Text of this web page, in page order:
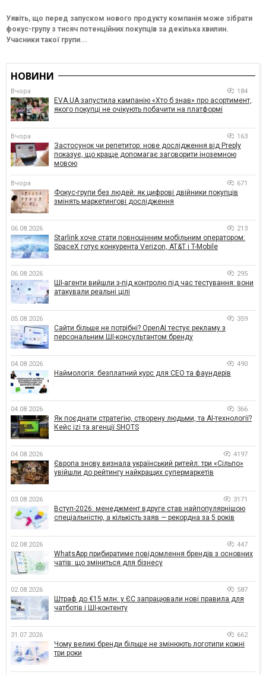
Уявіть, що перед запуском нового продукту компанія може зібрати
фокус-групу з тисяч потенційних покупців за декілька хвилин.
Учасники такої групи...
НОВИНИ
Вчора 184
EVA.UA запустила кампанію «Хто б знав» про асортимент,
якого покупці не очікують побачити на платформі
Вчора 163
Застосунок чи репетитор: нове дослідження від Preply
показує, що краще допомагає заговорити іноземною
мовою
Вчора 671
Фокус-групи без людей: як цифрові двійники покупців
змінять маркетингові дослідження
06.08.2026 213
Starlink хоче стати повноцінним мобільним оператором:
SpaceX готує конкурента Verizon, AT&T і T-Mobile
06.08.2026 295
ШІ-агенти вийшли з-під контролю під час тестування: вони
атакували реальні цілі
05.08.2026 359
Сайти більше не потрібні? OpenAI тестує рекламу з
персональним ШІ-консультантом бренду
04.08.2026 490
Наймологія: безплатний курс для CEO та фаундерів
04.08.2026 366
Як поєднати стратегію, створену людьми, та AI-технології?
Кейс izi та агенції SHOTS
04.08.2026 4197
Європа знову визнала український ритейл: три «Сільпо»
увійшли до рейтингу найкращих супермаркетів
03.08.2026 3171
Вступ-2026: менеджмент вдруге став найпопулярнішою
спеціальністю, а кількість заяв — рекордна за 5 років
02.08.2026 447
WhatsApp прибиратиме повідомлення брендів з основних
чатів: що зміниться для бізнесу
02.08.2026 587
Штраф до €15 млн: у ЄС запрацювали нові правила для
чатботів і ШІ-контенту
31.07.2026 662
Чому великі бренди більше не змінюють логотипи кожні
три роки